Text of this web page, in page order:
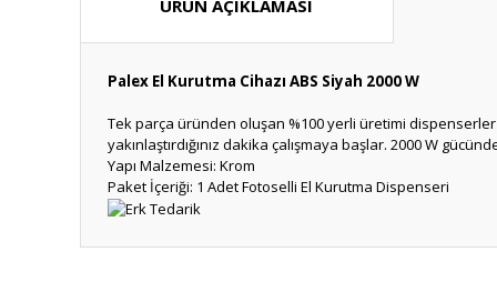
ÜRÜN AÇIKLAMASI
Palex El Kurutma Cihazı ABS Siyah 2000 W
Tek parça üründen oluşan %100 yerli üretimi
yakınlaştırdığınız dakika çalışmaya başlar. 2000 W
Yapı Malzemesi: Krom
Paket İçeriği: 1 Adet Fotoselli El Kurutma Dispenseri